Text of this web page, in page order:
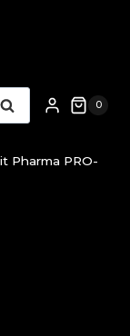
Suche 0
Pharma PRO-